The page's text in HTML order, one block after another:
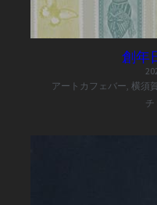
創年
アートカフェバー, 横須
チ